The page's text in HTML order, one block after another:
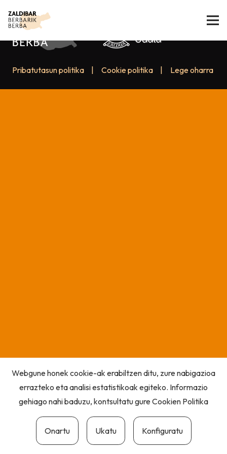
Pribatutasun politika Cookie politika Lege oharra
Webgune honek cookie-ak erabiltzen ditu, zure nabigazioa
errazteko eta analisi estatistikoak egiteko. Informazio
gehiago nahi baduzu, kontsultatu gureCookien Politika
Onartu Ukatu Konfiguratu